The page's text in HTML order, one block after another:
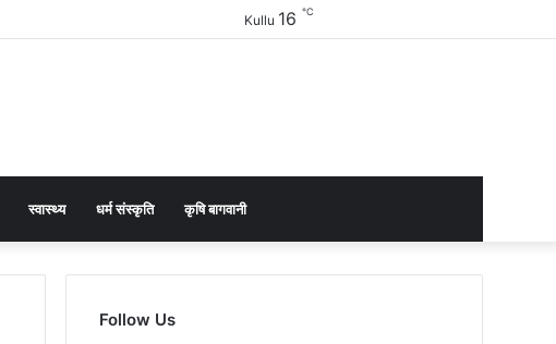
Kullu 16 ℃
स्वास्थ्य धर्म संस्कृति कृषि बागवानी
Follow Us